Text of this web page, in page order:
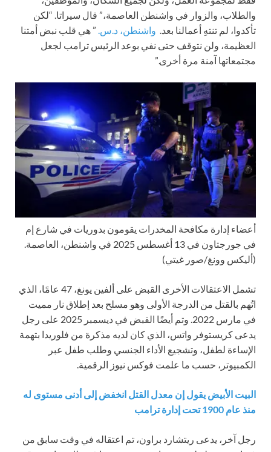
والطلاب، والزوار في واشنطن العاصمة،” قال سيراتا. “لكن
تأكدوا، لم تنتهِ أعمالنا بعد. واشنطن، د.س. ” هي قلب نبض أمتنا
العظيمة، ولن نتوقف حتى نفي بوعد الرئيس ترامب لجعل
مجتمعاتها آمنة مرة أخرى.”
أعضاء إدارة مكافحة المخدرات يقومون بدوريات في شارع إم
في جورجتاون في 13 أغسطس 2025 في واشنطن، العاصمة.
(أليكس وونغ/صور غيتي)
تشمل الاعتقالات الأخرى القبض على ألفين يونغ، 47 عامًا، الذي
اتُهم بالقتل من الدرجة الأولى وهو مسلح بعد إطلاق نار مميت
في مارس 2022. وتم أيضًا القبض في ديسمبر 2025 على رجل
يدعى كريستوفر واتس، الذي كان لديه مذكرة من فلوريدا بتهمة
الإساءة لطفل، وتشجيع الأداء الجنسي وطلب طفل عبر
الكمبيوتر، حسب ما علمت فوكس نيوز الرقمية.
البيت الأبيض يقول إن معدل القتل انخفض إلى أدنى مستوى له
منذ عام 1900 تحت إدارة ترامب
رجل آخر، يدعى ريتشارد براون، تم اعتقاله في وقت سابق من